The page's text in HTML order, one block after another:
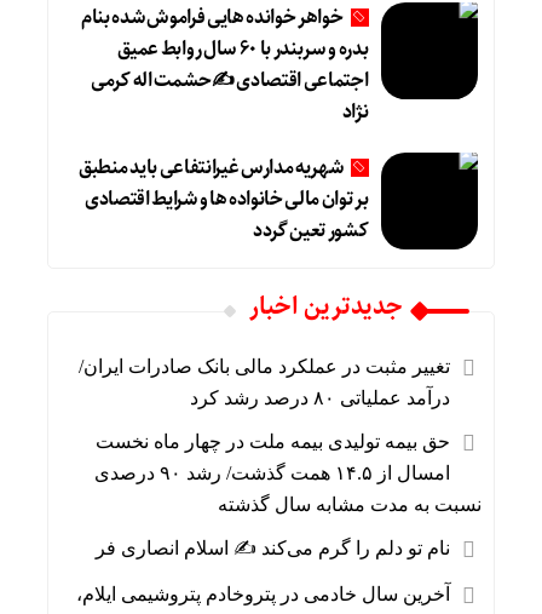
خواهر خوانده هایی فراموش شده بنام
بدره و سربندر با ۶۰ سال روابط عمیق
اجتماعی اقتصادی ✍حشمت اله کرمی
نژاد
شهریه مدارس غیرانتفاعی باید منطبق
بر توان مالی خانواده ها و شرایط اقتصادی
کشور تعین گردد
جديدترين اخبار
تغییر مثبت در عملکرد مالی بانک صادرات ایران/
درآمد عملیاتی ۸۰ درصد رشد کرد
حق بیمه تولیدی بیمه ملت در چهار ماه نخست
امسال از ۱۴.۵ همت گذشت/ رشد ۹۰ درصدی
نسبت به مدت مشابه سال گذشته
نام تو دلم را گرم می‌کند ✍️ اسلام انصاری فر
آخرین سال خادمی در پتروخادم پتروشیمی ایلام،